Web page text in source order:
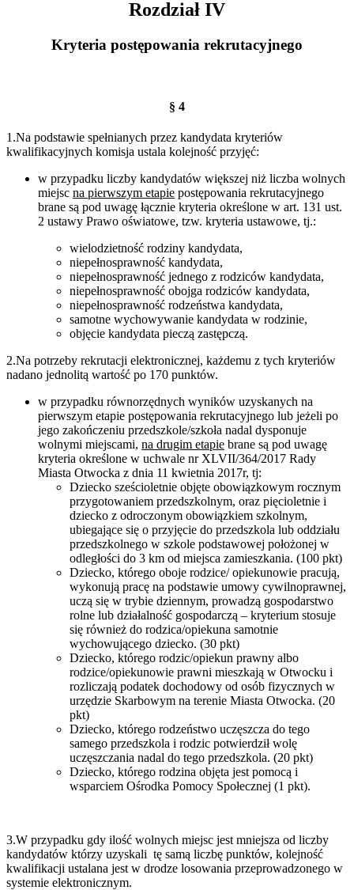
Rozdział IV
Kryteria postępowania rekrutacyjnego
§ 4
1.Na podstawie spełnianych przez kandydata kryteriów
kwalifikacyjnych komisja ustala kolejność przyjęć:
w przypadku liczby kandydatów większej niż liczba wolnych
miejsc na pierwszym etapie postępowania rekrutacyjnego
brane są pod uwagę łącznie kryteria określone w art. 131 ust.
2 ustawy Prawo oświatowe, tzw. kryteria ustawowe, tj.:
wielodzietność rodziny kandydata,
niepełnosprawność kandydata,
niepełnosprawność jednego z rodziców kandydata,
niepełnosprawność obojga rodziców kandydata,
niepełnosprawność rodzeństwa kandydata,
samotne wychowywanie kandydata w rodzinie,
objęcie kandydata pieczą zastępczą.
2.Na potrzeby rekrutacji elektronicznej, każdemu z tych kryteriów
nadano jednolitą wartość po 170 punktów.
w przypadku równorzędnych wyników uzyskanych na
pierwszym etapie postępowania rekrutacyjnego lub jeżeli po
jego zakończeniu przedszkole/szkoła nadal dysponuje
wolnymi miejscami, na drugim etapie brane są pod uwagę
kryteria określone w uchwale nr XLVII/364/2017 Rady
Miasta Otwocka z dnia 11 kwietnia 2017r, tj:
Dziecko sześcioletnie objęte obowiązkowym rocznym
przygotowaniem przedszkolnym, oraz pięcioletnie i
dziecko z odroczonym obowiązkiem szkolnym,
ubiegające się o przyjęcie do przedszkola lub oddziału
przedszkolnego w szkole podstawowej położonej w
odległości do 3 km od miejsca zamieszkania. (100 pkt)
Dziecko, którego oboje rodzice/ opiekunowie pracują,
wykonują pracę na podstawie umowy cywilnoprawnej,
uczą się w trybie dziennym, prowadzą gospodarstwo
rolne lub działalność gospodarczą – kryterium stosuje
się również do rodzica/opiekuna samotnie
wychowującego dziecko. (30 pkt)
Dziecko, którego rodzic/opiekun prawny albo
rodzice/opiekunowie prawni mieszkają w Otwocku i
rozliczają podatek dochodowy od osób fizycznych w
urzędzie Skarbowym na terenie Miasta Otwocka. (20
pkt)
Dziecko, którego rodzeństwo uczęszcza do tego
samego przedszkola i rodzic potwierdził wolę
uczęszczania nadal do tego przedszkola. (20 pkt)
Dziecko, którego rodzina objęta jest pomocą i
wsparciem Ośrodka Pomocy Społecznej (1 pkt).
3.W przypadku gdy ilość wolnych miejsc jest mniejsza od liczby
kandydatów którzy uzyskali tę samą liczbę punktów, kolejność
kwalifikacji ustalana jest w drodze losowania przeprowadzonego w
systemie elektronicznym.